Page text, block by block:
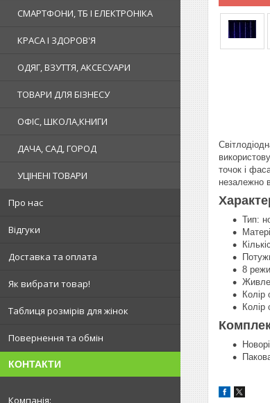
СМАРТФОНИ, ТБ І ЕЛЕКТРОНІКА
КРАСА І ЗДОРОВ'Я
ОДЯГ, ВЗУТТЯ, АКСЕСУАРИ
ТОВАРИ ДЛЯ БІЗНЕСУ
ОФІС, ШКОЛА,КНИГИ
ДАЧА, САД, ГОРОД
УЦІНЕНІ ТОВАРИ
Про нас
Відгуки
Доставка та оплата
Як вибрати товар!
Таблиця розмірів для жінок
Повернення та обмін
КОНТАКТИ
точок і
незалежно
Тип:
8
Колір
Колір